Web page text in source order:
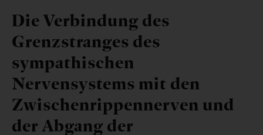
Die Verbindung des
Grenzstranges des
sympathischen
Nervensystems mit den
Zwischenrippennerven und
der Abgang der